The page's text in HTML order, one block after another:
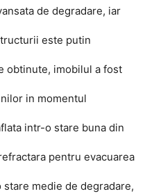
de degradare, iar
este putin
obtinute, imobilul a fost
in momentul
intr-o stare buna din
pentru evacuarea
medie de degradare,